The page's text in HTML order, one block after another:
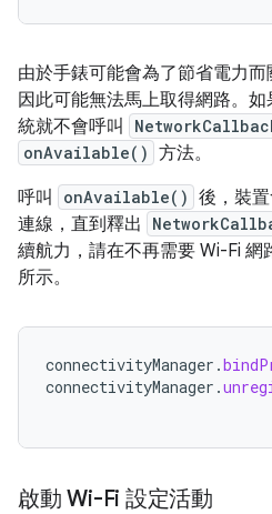
由於手錶可能會為了節省電力而
因此可能無法馬上取得網路。
統就不會呼叫
onAvailable() 方法。
呼叫
onAvailable() 後，裝
連線，直到釋出
續航力，請在不再需要 Wi-Fi 網
所示。
connectivityManager .
connectivityManager .
啟動 Wi-Fi 設定活動